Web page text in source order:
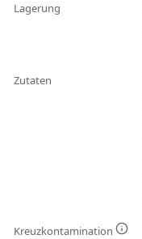
Lagerung
Zutaten
Kreuzkontamination